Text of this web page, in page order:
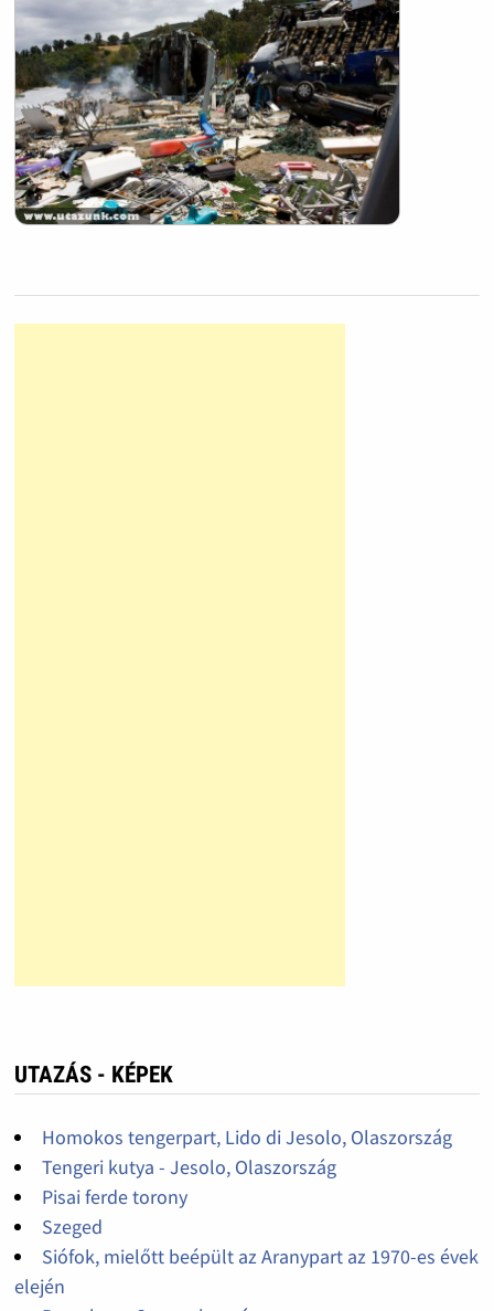
UTAZÁS - KÉPEK
Homokos tengerpart, Lido di Jesolo, Olaszország
Tengeri kutya - Jesolo, Olaszország
Pisai ferde torony
Szeged
Siófok, mielőtt beépült az Aranypart az 1970-es évek
elején